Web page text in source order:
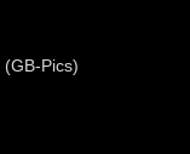
(GB-Pics)